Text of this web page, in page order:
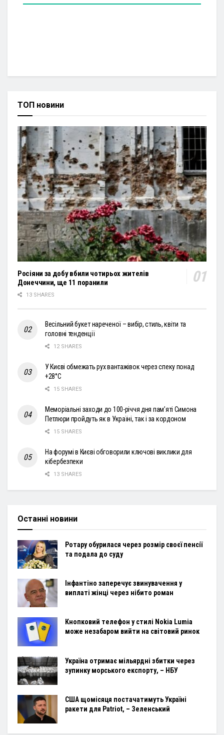
ТОП новини
Росіяни за добу вбили чотирьох жителів
Донеччини, ще 11 поранили
13 SHARES
Весільний букет нареченої – вибір, стиль, квіти та
головні тенденції
12 SHARES
У Києві обмежать рух вантажівок через спеку понад
+28°С
15 SHARES
Меморіальні заходи до 100-річчя дня пам’яті Симона
Петлюри пройдуть як в Україні, так і за кордоном
15 SHARES
На форумі в Києві обговорили ключові виклики для
кібербезпеки
13 SHARES
Останні новини
Ротару обурилася через розмір своєї пенсії
та подала до суду
Інфантіно заперечує звинувачення у
виплаті жінці через нібито роман
Кнопковий телефон у стилі Nokia Lumia
може незабаром вийти на світовий ринок
Україна отримає мільярдні збитки через
зупинку морського експорту, – НБУ
США щомісяця постачатимуть Україні
ракети для Patriot, – Зеленський